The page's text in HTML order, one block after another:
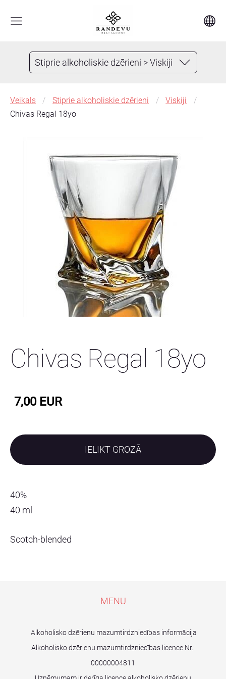
Stiprie alkoholiskie dzērieni > Viskiji
Veikals Stiprie alkoholiskie dzērieni
Viskiji
Chivas Regal 18yo
Chivas Regal 18yo
7,00 EUR
IELIKT GROZĀ
40%
40 ml
Scotch-blended
MENU
Alkoholisko dzērienu mazumtirdzniecības informācija
Alkoholisko dzērienu mazumtirdzniecības licence Nr.:
00000004811